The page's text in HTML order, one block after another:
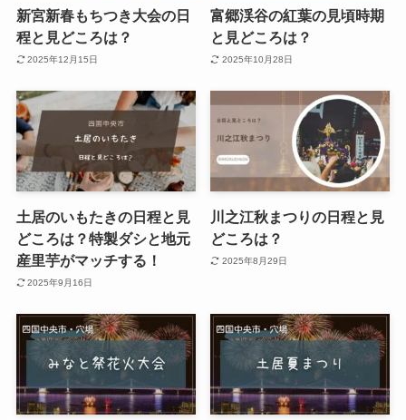
新宮新春もちつき大会の日
程と見どころは？
2025年12月15日
富郷渓谷の紅葉の見頃時期
と見どころは？
2025年10月28日
土居のいもたきの日程と見
どころは？特製ダシと地元
産里芋がマッチする！
2025年9月16日
川之江秋まつりの日程と見
どころは？
2025年8月29日